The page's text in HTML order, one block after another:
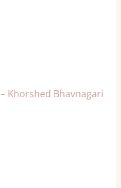
Khorshed Bhavnagari